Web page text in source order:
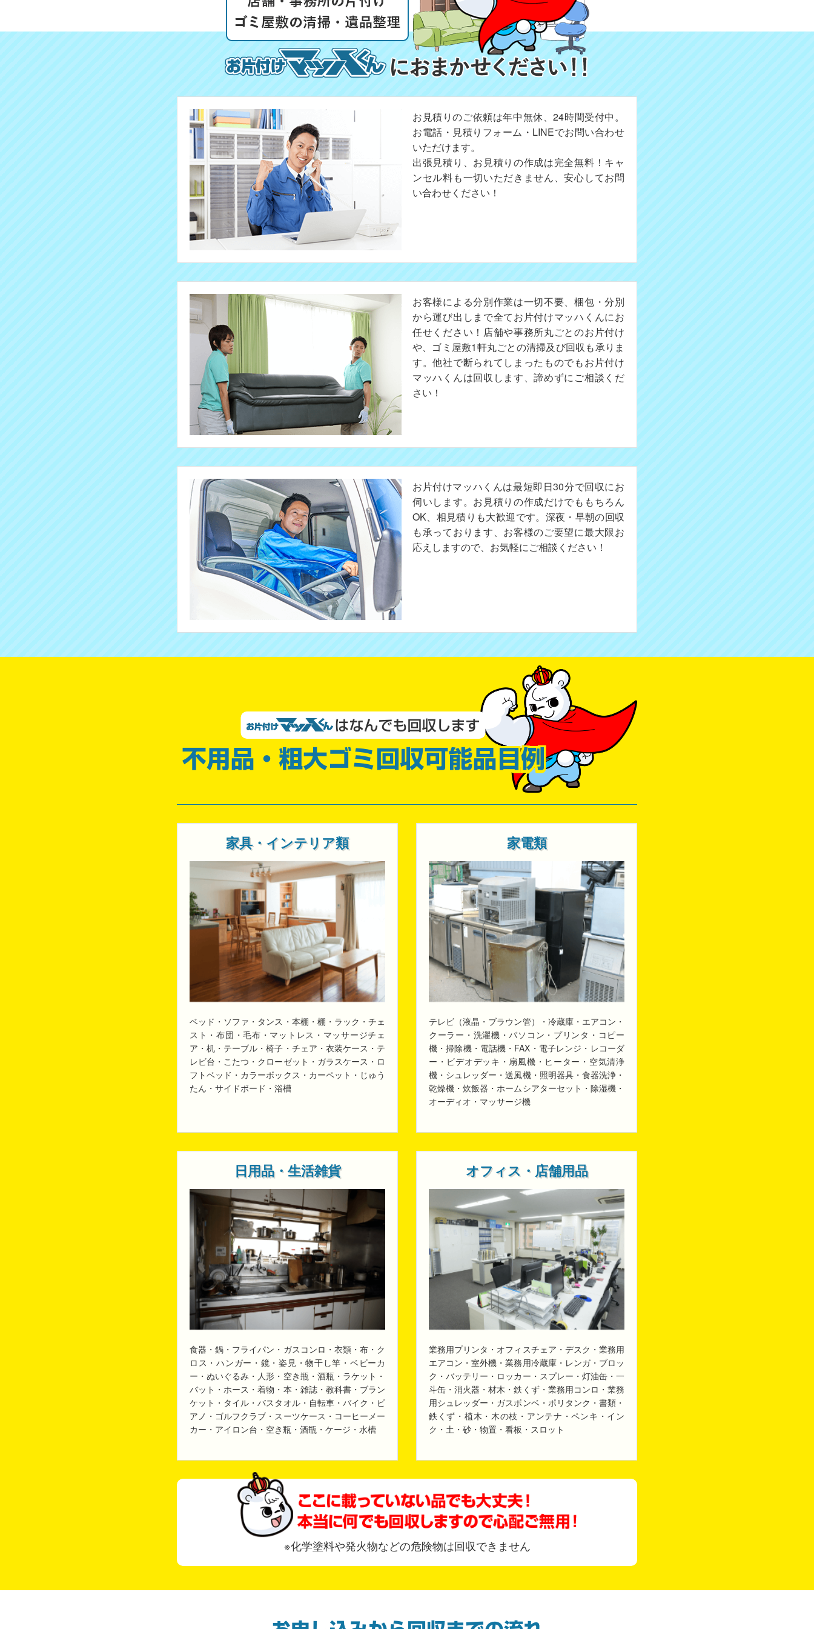
お見積りのご依頼は年中無休、24時間受付中。
お電話・見積りフォーム・LINEでお問い合わせ
いただけます。
出張見積り、お見積りの作成は完全無料！キャ
ンセル料も一切いただきません、安心してお問
い合わせください！
お客様による分別作業は一切不要、梱包・分別
から運び出しまで全てお片付けマッハくんにお
任せください！店舗や事務所丸ごとのお片付け
や、ゴミ屋敷1軒丸ごとの清掃及び回収も承りま
す。他社で断られてしまったものでもお片付け
マッハくんは回収します、諦めずにご相談くだ
さい！
お片付けマッハくんは最短即日30分で回収にお
伺いします。お見積りの作成だけでももちろん
OK、相見積りも大歓迎です。深夜・早朝の回収
も承っております、お客様のご要望に最大限お
応えしますので、お気軽にご相談ください！
家具・インテリア類
ベッド・ソファ・タンス・本棚・棚・ラック・チェ
スト・布団・毛布・マットレス・マッサージチェ
ア・机・テーブル・椅子・チェア・衣装ケース・テ
レビ台・こたつ・クローゼット・ガラスケース・ロ
フトベッド・カラーボックス・カーペット・じゅう
たん・サイドボード・浴槽
家電類
テレビ（液晶・ブラウン管）・冷蔵庫・エアコン・
クーラー・洗濯機・パソコン・プリンタ・コピー
機・掃除機・電話機・FAX・電子レンジ・レコーダ
ー・ビデオデッキ・扇風機・ヒーター・空気清浄
機・シュレッダー・送風機・照明器具・食器洗浄・
乾燥機・炊飯器・ホームシアターセット・除湿機・
オーディオ・マッサージ機
日用品・生活雑貨
食器・鍋・フライパン・ガスコンロ・衣類・布・ク
ロス・ハンガー・鏡・姿見・物干し竿・ベビーカ
ー・ぬいぐるみ・人形・空き瓶・酒瓶・ラケット・
バット・ホース・着物・本・雑誌・教科書・ブラン
ケット・タイル・バスタオル・自転車・バイク・ピ
アノ・ゴルフクラブ・スーツケース・コーヒーメー
カー・アイロン台・空き瓶・酒瓶・ケージ・水槽
オフィス・店舗用品
業務用プリンタ・オフィスチェア・デスク・業務用
エアコン・室外機・業務用冷蔵庫・レンガ・ブロッ
ク・バッテリー・ロッカー・スプレー・灯油缶・一
斗缶・消火器・材木・鉄くず・業務用コンロ・業務
用シュレッダー・ガスボンベ・ポリタンク・書類・
鉄くず・植木・木の枝・アンテナ・ペンキ・イン
ク・土・砂・物置・看板・スロット
※化学塗料や発火物などの危険物は回収できません